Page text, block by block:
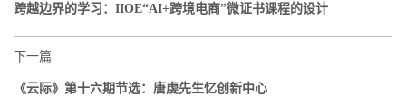
跨越边界的学习：IIOE“AI+跨境电商”微证书课程的设计
下一篇
《云际》第十六期节选：唐虔先生忆创新中心